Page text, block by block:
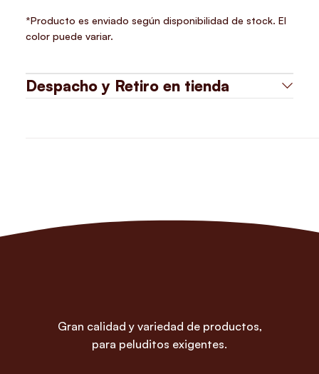
*Producto es enviado según disponibilidad de stock. El
color puede variar.
Despacho y Retiro en tienda
Gran calidad y variedad de productos,
para peluditos exigentes.